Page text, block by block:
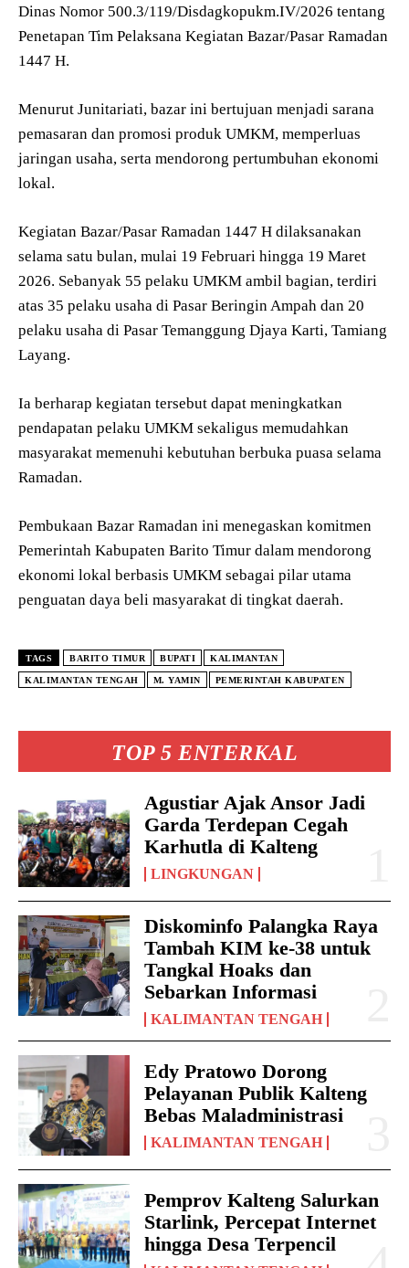
TOP 5 ENTERKAL
Agustiar Ajak Ansor Jadi
Garda Terdepan Cegah
Karhutla di Kalteng
LINGKUNGAN
Diskominfo Palangka Raya
Tambah KIM ke-38 untuk
Tangkal Hoaks dan
Sebarkan Informasi
KALIMANTAN TENGAH
Edy Pratowo Dorong
Pelayanan Publik Kalteng
Bebas Maladministrasi
KALIMANTAN TENGAH
Pemprov Kalteng Salurkan
Starlink, Percepat Internet
hingga Desa Terpencil
Dinas Nomor 500.3/119/Disdagkopukm.IV/2026 tentang
Penetapan Tim Pelaksana Kegiatan Bazar/Pasar Ramadan
1447 H.
Menurut Junitariati, bazar ini bertujuan menjadi sarana
pemasaran dan promosi produk UMKM, memperluas
jaringan usaha, serta mendorong pertumbuhan ekonomi
lokal.
Kegiatan Bazar/Pasar Ramadan 1447 H dilaksanakan
selama satu bulan, mulai 19 Februari hingga 19 Maret
2026. Sebanyak 55 pelaku UMKM ambil bagian, terdiri
atas 35 pelaku usaha di Pasar Beringin Ampah dan 20
pelaku usaha di Pasar Temanggung Djaya Karti, Tamiang
Layang.
Ia berharap kegiatan tersebut dapat meningkatkan
pendapatan pelaku UMKM sekaligus memudahkan
masyarakat memenuhi kebutuhan berbuka puasa selama
Ramadan.
Pembukaan Bazar Ramadan ini menegaskan komitmen
Pemerintah Kabupaten Barito Timur dalam mendorong
ekonomi lokal berbasis UMKM sebagai pilar utama
penguatan daya beli masyarakat di tingkat daerah.
TAGS BARITO TIMUR BUPATI KALIMANTAN
KALIMANTAN TENGAH M. YAMIN PEMERINTAH KABUPATEN